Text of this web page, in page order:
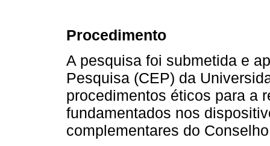
Procedimento
A pesquisa foi submetida e
Pesquisa (CEP) da
procedimentos éticos para a
fundamentados nos
complementares do